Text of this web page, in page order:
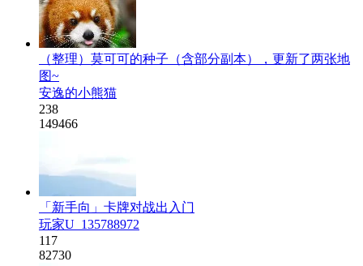
（整理）莫可可的种子（含部分副本），更新了两张地
图~
安逸的小熊猫
238
149466
「新手向」卡牌对战出入门
玩家U_135788972
117
82730